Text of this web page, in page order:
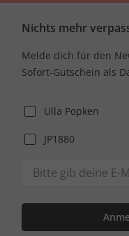
Nichts mehr
Melde dich für den
Sofort-Gutschein als
Ulla Popken
JP1880